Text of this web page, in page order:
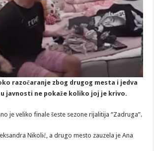
razočaranje zbog drugog mesta i jedva
u javnosti ne pokaže koliko joj je krivo.
je veliko finale šeste sezone rijalitija “Zadruga”.
Nikolić, a drugo mesto zauzela je Ana